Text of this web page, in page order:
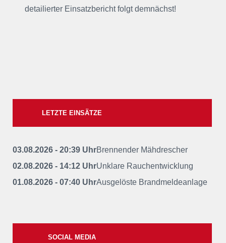
detailierter Einsatzbericht folgt demnächst!
LETZTE EINSÄTZE
03.08.2026 - 20:39 UhrBrennender Mähdrescher
02.08.2026 - 14:12 UhrUnklare Rauchentwicklung
01.08.2026 - 07:40 UhrAusgelöste Brandmeldeanlage
SOCIAL MEDIA